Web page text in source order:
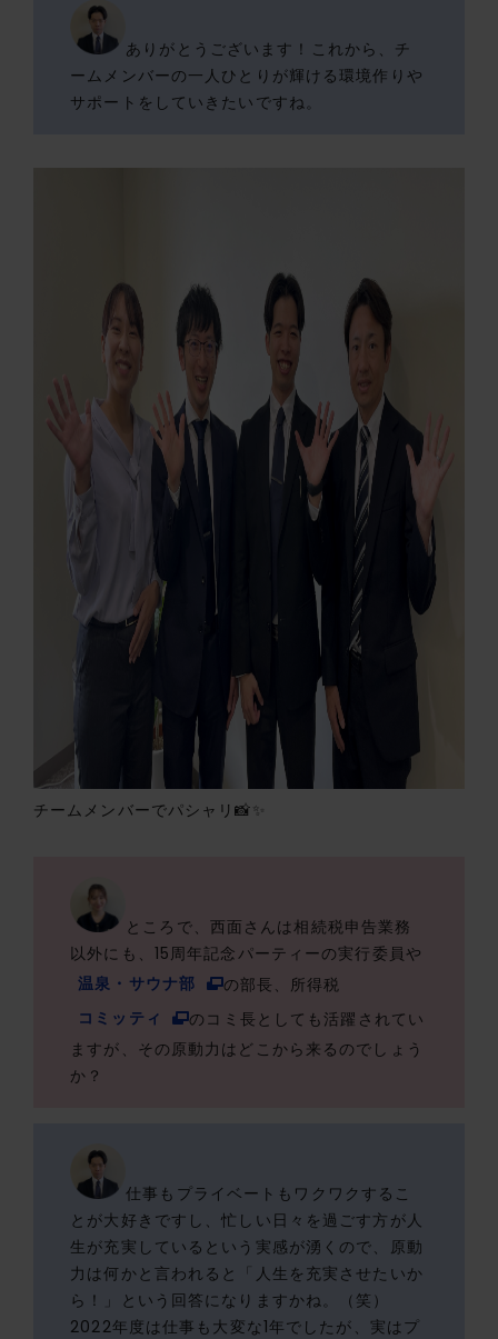
ありがとうございます！これから、チ
ームメンバーの一人ひとりが輝ける環境作りや
サポートをしていきたいですね。
チームメンバーでパシャリ📸✨
ところで、西面さんは相続税申告業務
以外にも、15周年記念パーティーの実行委員や
温泉・サウナ部
の部長、所得税
コミッティ
のコミ長としても活躍されてい
ますが、その原動力はどこから来るのでしょう
か？
仕事もプライベートもワクワクするこ
とが大好きですし、忙しい日々を過ごす方が人
生が充実しているという実感が湧くので、原動
力は何かと言われると「人生を充実させたいか
ら！」という回答になりますかね。（笑）
2022年度は仕事も大変な1年でしたが、実はプ